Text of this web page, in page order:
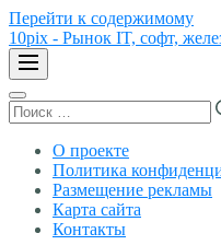
Перейти к содержимому
10pix - Рынок IT, софт,
О проекте
Политика
Размещение рекламы
Карта сайта
Контакты